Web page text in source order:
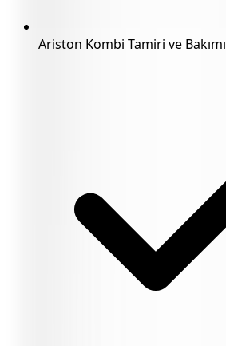
Ariston Kombi Tamiri ve Bakımı